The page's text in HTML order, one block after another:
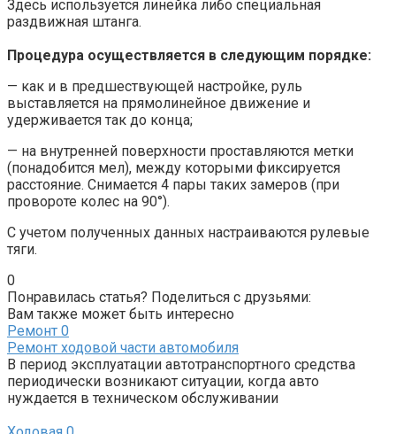
Здесь используется линейка либо специальная
раздвижная штанга.
Процедура осуществляется в следующим порядке:
— как и в предшествующей настройке, руль
выставляется на прямолинейное движение и
удерживается так до конца;
— на внутренней поверхности проставляются метки
(понадобится мел), между которыми фиксируется
расстояние. Снимается 4 пары таких замеров (при
провороте колес на 90°).
С учетом полученных данных настраиваются рулевые
тяги.
0
Понравилась статья? Поделиться с друзьями:
Вам также может быть интересно
Ремонт 0
Ремонт ходовой части автомобиля
В период эксплуатации автотранспортного средства
периодически возникают ситуации, когда авто
нуждается в техническом обслуживании